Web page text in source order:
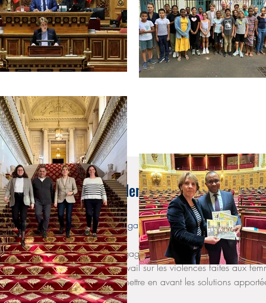
Grenelle sur les violences faites aux
parlementaire
5 sept. 2019
#GrenelleViolencesConjugales
Dès aujourd’hui, je m’engagerai aux côtés de mes
cadre d’un groupe de travail sur les violences faites aux
L’occasion pour moi de mettre en avant les solutions
protection des femmes.